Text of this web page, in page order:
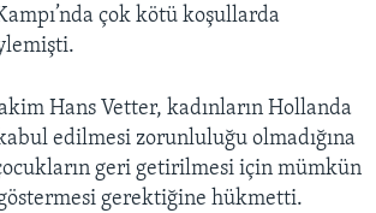
çok kötü koşullarda
Hans Vetter, kadınların Hollanda
edilmesi zorunluluğu olmadığına
geri getirilmesi için mümkün
gerektiğine hükmetti.